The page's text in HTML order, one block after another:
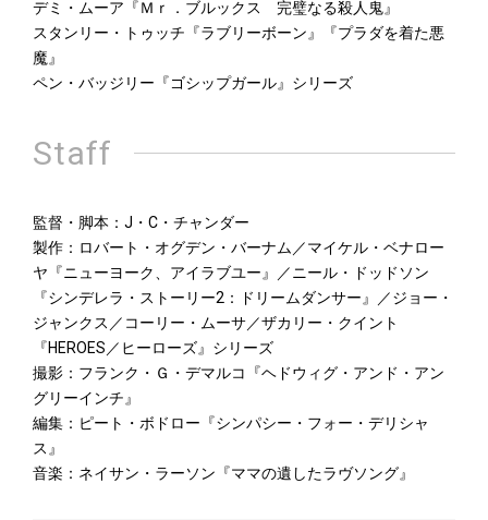
デミ・ムーア『Ｍｒ．ブルックス 完璧なる殺人鬼』
スタンリー・トゥッチ『ラブリーボーン』『プラダを着た悪
魔』
ペン・バッジリー『ゴシップガール』シリーズ
Staff
監督・脚本：J・C・チャンダー
製作：ロバート・オグデン・バーナム／マイケル・ベナロー
ヤ『ニューヨーク、アイラブユー』／ニール・ドッドソン
『シンデレラ・ストーリー2：ドリームダンサー』／ジョー・
ジャンクス／コーリー・ムーサ／ザカリー・クイント
『HEROES／ヒーローズ』シリーズ
撮影：フランク・Ｇ・デマルコ『ヘドウィグ・アンド・アン
グリーインチ』
編集：ピート・ボドロー『シンパシー・フォー・デリシャ
ス』
音楽：ネイサン・ラーソン『ママの遺したラヴソング』